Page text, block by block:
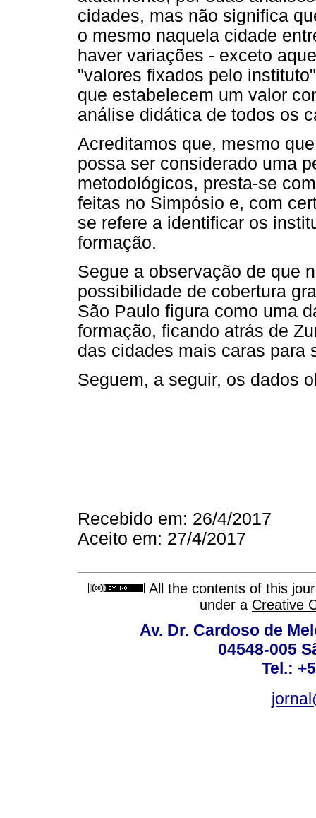
cidades, mas não significa
o mesmo naquela cidade
haver variações - exceto
"valores fixados pelo
que estabelecem um valor
análise didática de todos os
Acreditamos que, mesmo
possa ser considerado uma
metodológicos, presta-se
feitas no Simpósio e, com
se refere a identificar os
formação.
Segue a observação de que
possibilidade de cobertura
São Paulo figura como uma
formação, ficando atrás de
das cidades mais caras para
Seguem, a seguir, os dados
Recebido em: 26/4/2017
Aceito em: 27/4/2017
All the contents of this
under a Creative
Av. Dr. Cardoso de
04548-005
Tel.: